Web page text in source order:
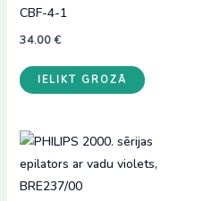
CBF-4-1
34.00€
IELIKT GROZĀ